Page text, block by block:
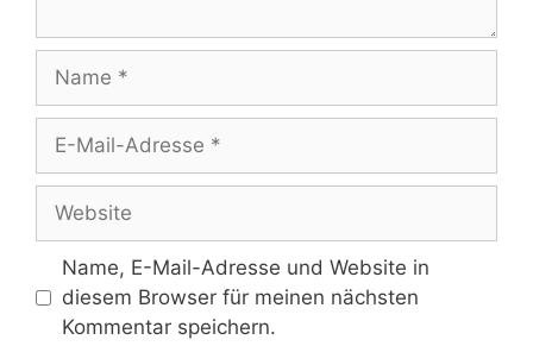
Mail-
Adresse
Name, E-Mail-Adresse und Website in
diesem Browser für meinen nächsten
Kommentar speichern.